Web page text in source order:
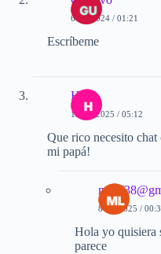
6-12-2024 / 01:21
Escríbeme
Hija
15-01-2025 / 05:12
Que rico necesito
mi papá!
8-10-2025 /
Hola yo quisiera
parece